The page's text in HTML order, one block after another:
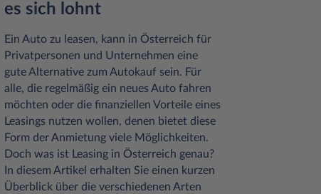
es sich lohnt
Ein Auto zu leasen, kann in Österreich für
Privatpersonen und Unternehmen eine
gute Alternative zum Autokauf sein. Für
alle, die regelmäßig ein neues Auto fahren
möchten oder die finanziellen Vorteile eines
Leasings nutzen wollen, denen bietet diese
Form der Anmietung viele Möglichkeiten.
Doch was ist Leasing in Österreich genau?
In diesem Artikel erhalten Sie einen kurzen
Überblick über die verschiedenen Arten